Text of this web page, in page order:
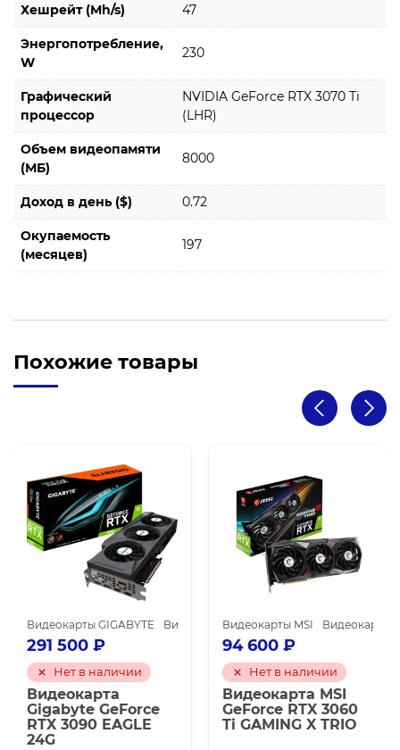
Хешрейт (Mh/s) 47
Энергопотребление,
W
230
Графический
процессор
NVIDIA GeForce RTX 3070 Ti
(LHR)
Объем видеопамяти
(МБ)
8000
Доход в день ($) 0.72
Окупаемость
(месяцев)
197
Похожие товары
Видеокарты NVIDIA для майнинга
3070 Ti Видеокарты NVIDIA для майнинга
Видеокарты GIGABYTE Видеокарты NVIDIA GeForce RTX 3090
291 500 ₽
Нет в наличии
Видеокарта
Gigabyte GeForce
RTX 3090 EAGLE
24G
Видеокарты MSI Видеокарты
94 600 ₽
Нет в наличии
Видеокарта MSI
GeForce RTX 3060
Ti GAMING X TRIO